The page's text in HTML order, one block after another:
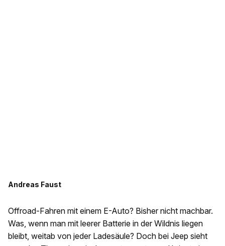
Andreas Faust
Offroad-Fahren mit einem E-Auto? Bisher nicht machbar.
Was, wenn man mit leerer Batterie in der Wildnis liegen
bleibt, weitab von jeder Ladesäule? Doch bei Jeep sieht